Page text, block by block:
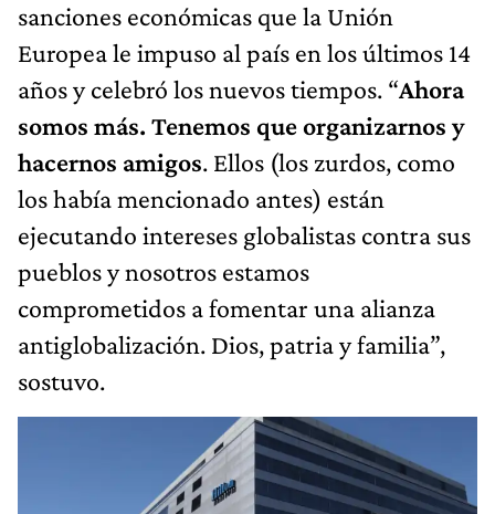
sanciones económicas que la Unión
Europea le impuso al país en los últimos 14
años y celebró los nuevos tiempos. “Ahora
somos más. Tenemos que organizarnos y
hacernos amigos. Ellos (los zurdos, como
los había mencionado antes) están
ejecutando intereses globalistas contra sus
pueblos y nosotros estamos
comprometidos a fomentar una alianza
antiglobalización. Dios, patria y familia”,
sostuvo.